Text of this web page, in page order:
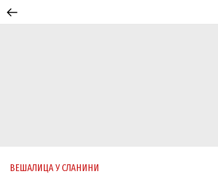
ВЕШАЛИЦА У СЛАНИНИ